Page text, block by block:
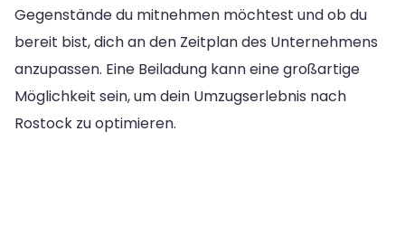
Gegenstände du mitnehmen möchtest und ob du
bereit bist, dich an den Zeitplan des Unternehmens
anzupassen. Eine Beiladung kann eine großartige
Möglichkeit sein, um dein Umzugserlebnis nach
Rostock zu optimieren.